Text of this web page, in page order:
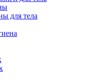
для тела